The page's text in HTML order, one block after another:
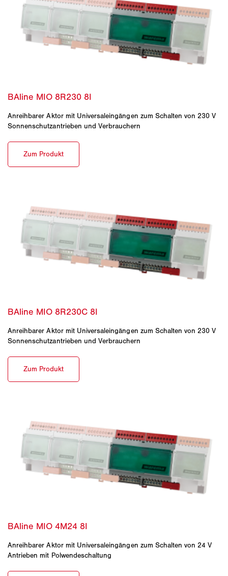
Anreihbarer Aktor mit Universaleingängen zum Schalten von 230 V
Sonnenschutzantrieben und Verbrauchern
Anreihbarer Aktor mit Universaleingängen zum Schalten von 230 V
Sonnenschutzantrieben und Verbrauchern
Anreihbarer Aktor mit Universaleingängen zum Schalten von 24 V
Antrieben mit Polwendeschaltung